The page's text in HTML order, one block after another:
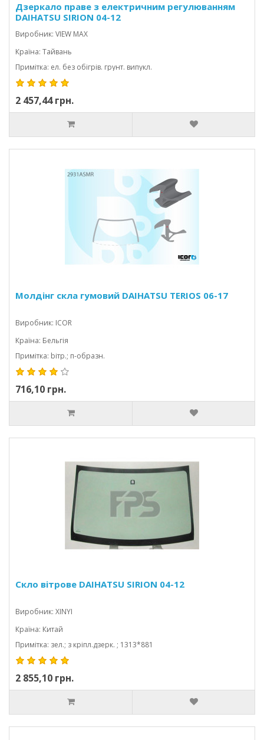
Дзеркало праве з електричним регулюванням
DAIHATSU SIRION 04-12
Виробник: VIEW MAX
Країна: Тайвань
Примітка: ел. без обігрів. грунт. випукл.
2 457,44 грн.
Молдінг скла гумовий DAIHATSU TERIOS 06-17
Виробник: ICOR
Країна: Бельгія
Примітка: bітр.; п-образн.
716,10 грн.
Скло вітрове DAIHATSU SIRION 04-12
Виробник: XINYI
Країна: Китай
Примітка: зел.; з кріпл.дзерк. ; 1313*881
2 855,10 грн.